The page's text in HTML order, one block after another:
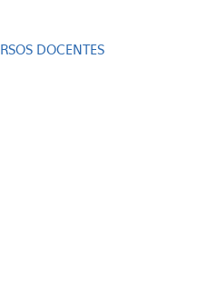
DOCENTES